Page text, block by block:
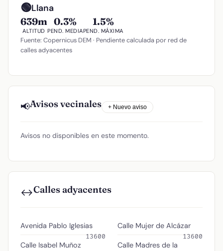
🟢Llana
639m
ALTITUD
0.3%
PEND. MEDIA
1.5%
PEND. MÁXIMA
Fuente: Copernicus DEM · Pendiente calculada por red de
calles adyacentes
📢Avisos vecinales + Nuevo aviso
Avisos no disponibles en este momento.
↔️Calles adyacentes
Avenida Pablo Iglesias
13600
Calle Isabel Muñoz
Calle Mujer de Alcázar
13600
Calle Madres de la